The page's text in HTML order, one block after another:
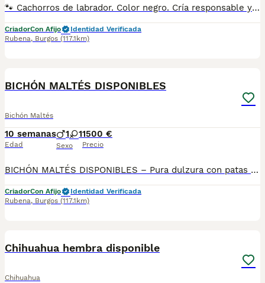
🐾 Cachorros de labrador. Color negro. Cría responsable y entorno familiar Hay cosas que no se pueden explicar con palabras. Como la conexión que se crea cuando miras por primera vez a uno de estos pequeños. En nuestro centro, ya están disponibles los cachorros de labrador, criados en un entorno familiar, rodeados de naturaleza y socialización desde sus primeros días. 📌 PADRE: UNO 📌 MADRE: GEMA Ambos con certificados de libre de displasia de cadera, de codo y de taras oculares. Puedes venir a conocerlos, ver dónde crecen, cómo se desarrollan y asegurarte de que recibes un cachorro equilibrado, feliz y criado con respeto. 🧬 Lo que entregamos (y lo que esto significa para ti): 🩺 Revisión veterinaria completa antes de la entrega 💉 Vacunación y desparasitación según edad 👶 Socialización desde pequeños con personas y otros animales 📄 Pasaporte ✅ Microchip 🧬 Pedigree nacional (opcional, con coste adicional) Porque no se trata solo de entregar un cachorro. Se trata de dar un buen comienzo a una nueva etapa de vida. 🤝 Y además... Te asesoramos en todo: alimentación, higiene, primeros pasos, y adiestramiento básico. Varias formas de pago (no financiamos, pero buscamos facilitarte el proceso). 💬 ¿Dudas? ¿Quieres venir a conocerlos? Estamos aquí para ayudarte, sin compromiso. 📞 Teléfono y WhatsApp: 690 71 43 23 📍 N.Z: 008015 Algunos ya han encontrado familia… Si sientes esa conexión, este es el momento de dar el primer paso.
CriadorCon Afijo
Identidad Verificada
Rubena, Burgos (117.1km)
BOOST
BICHÓN MALTÉS DISPONIBLES
Bichón Maltés
10 semanas
Edad
1 1
Sexo
1500 €
Precio
BICHÓN MALTÉS DISPONIBLES – Pura dulzura con patas de terciopelo 🐾 Hay perros bonitos… Y luego está el bichón maltés: Pequeños, blancos, delicados… pero con una personalidad que desarma hasta al más duro. Precios: Machos 1500 € Hembras 1900€ (21% IVA incluido) 👑 Línea familiar de primera: PADRE: Jagguer 🎩 2,8 kg de nobleza miniatura 📏 Altura a la cruz: 20 cm MADRE: Leia 💎 4,5 kg de calma y equilibrio 📏 Altura a la cruz: 24 cm 🌱 Cría responsable y transparente, sin adornos. Te invitamos a visitarnos. Conocerás a los padres, verás a los cachorros y sabrás cómo viven desde el primer día. Aquí no “vendemos perros”. Aquí damos la bienvenida a familias que entienden lo que significa cuidar una vida pequeña… que lo da todo. 🎁 El pack de bienvenida incluye mucho más que papeles: ✔️ Pasaporte ✔️ Microchip ✔️ 3ª vacuna y desparasitaciones pertinentes ✔️ Controles veterinarios al día ✔️ Socialización real con personas y otros animales ✔️ Examen veterinario antes de la entrega ✔️ [Opcional] Pedigree nacional LOA (con coste adicional). 📘 Además, te acompañamos más allá del momento “me lo llevo”: 🟠 Te damos una guía completa para sus primeros días: alimentación, rutinas, higiene, adaptación 🟠 Aceptamos distintas formas de pago (pero sin financiación, porque esto es una decisión de verdad, no una compra impulsiva) 📞 ¿Quieres saber más? Te escuchamos sin compromiso. Teléfono y WhatsApp: 690 71 43 23 📍 N.Z.: 008015 ⚠️ Un bichón no llena un vacío. Llena el alma. Si eso es lo que buscas, quizá uno de los nuestros esté esperando que lo descubras.
CriadorCon Afijo
Identidad Verificada
Rubena, Burgos (117.1km)
Chihuahua hembra disponible
Chihuahua